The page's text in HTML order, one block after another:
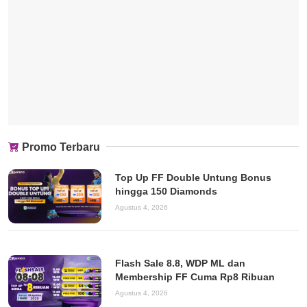
Promo Terbaru
Top Up FF Double Untung Bonus
hingga 150 Diamonds
Agustus 4, 2026
Flash Sale 8.8, WDP ML dan
Membership FF Cuma Rp8 Ribuan
Agustus 4, 2026